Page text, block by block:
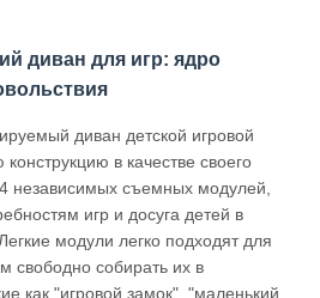
диван для игр: ядро
диван детской игровой
в качестве своего
независимых съемных модулей,
игр и досуга детей в
модули легко подходят для
свободно собирать их в
как "игровой замок", "маленький